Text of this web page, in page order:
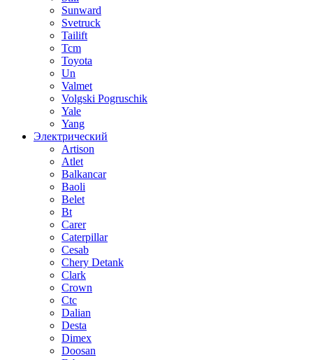
Sunward
Svetruck
Tailift
Tcm
Toyota
Un
Valmet
Volgski Pogruschik
Yale
Yang
Электрический
Artison
Atlet
Balkancar
Baoli
Belet
Bt
Carer
Caterpillar
Cesab
Chery Detank
Clark
Crown
Ctc
Dalian
Desta
Dimex
Doosan